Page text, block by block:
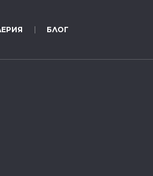
БЛОГ